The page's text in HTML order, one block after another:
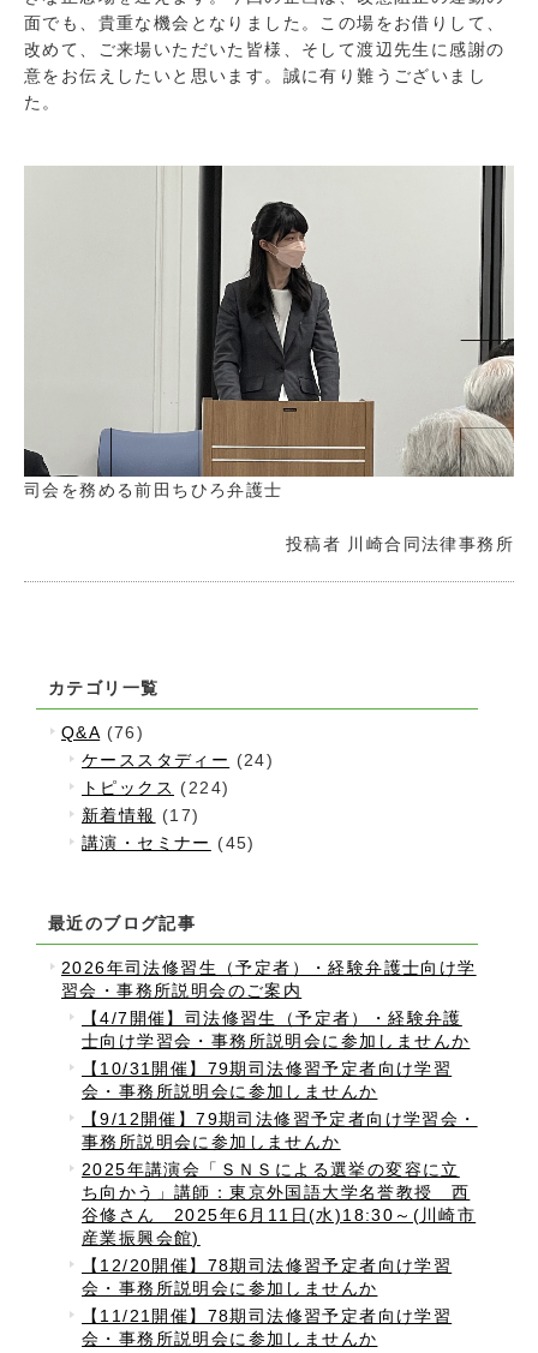
面でも、貴重な機会となりました。この場をお借りして、
改めて、ご来場いただいた皆様、そして渡辺先生に感謝の
意をお伝えしたいと思います。誠に有り難うございまし
た。
司会を務める前田ちひろ弁護士
投稿者 川崎合同法律事務所
カテゴリ一覧
Q&A (76)
ケーススタディー (24)
トピックス (224)
新着情報 (17)
講演・セミナー (45)
最近のブログ記事
2026年司法修習生（予定者）・経験弁護士向け学
習会・事務所説明会のご案内
【4/7開催】司法修習生（予定者）・経験弁護
士向け学習会・事務所説明会に参加しませんか
【10/31開催】79期司法修習予定者向け学習
会・事務所説明会に参加しませんか
【9/12開催】79期司法修習予定者向け学習会・
事務所説明会に参加しませんか
2025年講演会「ＳＮＳによる選挙の変容に立
ち向かう」講師：東京外国語大学名誉教授 西
谷修さん 2025年6月11日(水)18:30～(川崎市
産業振興会館)
【12/20開催】78期司法修習予定者向け学習
会・事務所説明会に参加しませんか
【11/21開催】78期司法修習予定者向け学習
会・事務所説明会に参加しませんか